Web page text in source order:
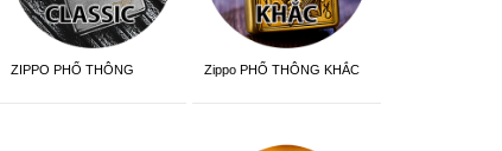
ZIPPO PHỔ THÔNG Zippo PHỔ THÔNG KHẮC